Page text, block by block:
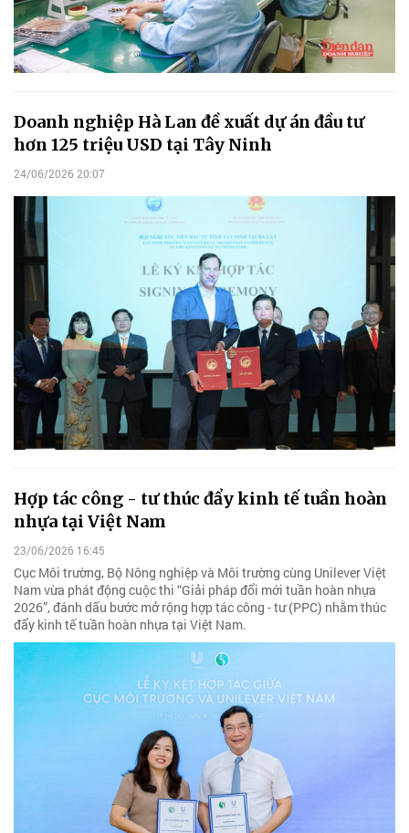
Doanh nghiệp Hà Lan đề xuất dự án đầu tư
hơn 125 triệu USD tại Tây Ninh
24/06/2026 20:07
Hợp tác công - tư thúc đẩy kinh tế tuần hoàn
nhựa tại Việt Nam
23/06/2026 16:45
Cục Môi trường, Bộ Nông nghiệp và Môi trường cùng Unilever Việt
Nam vừa phát động cuộc thi “Giải pháp đổi mới tuần hoàn nhựa
2026”, đánh dấu bước mở rộng hợp tác công - tư (PPC) nhằm thúc
đẩy kinh tế tuần hoàn nhựa tại Việt Nam.